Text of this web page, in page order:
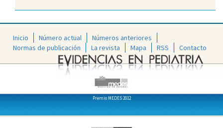
Inicio Número actual
Números anteriores
Normas de publicación
La revista Mapa RSS Contacto
Premio MEDES 2012